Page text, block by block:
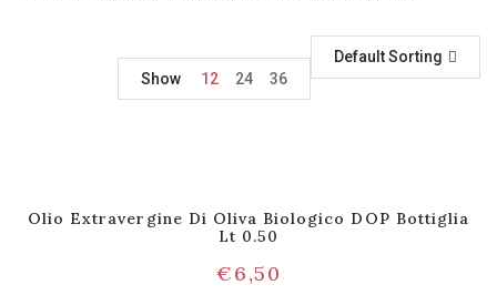
Default Sorting
Show
12 24 36
Olio Extravergine Di Oliva Biologico DOP Bottiglia
Lt 0.50
€6,50